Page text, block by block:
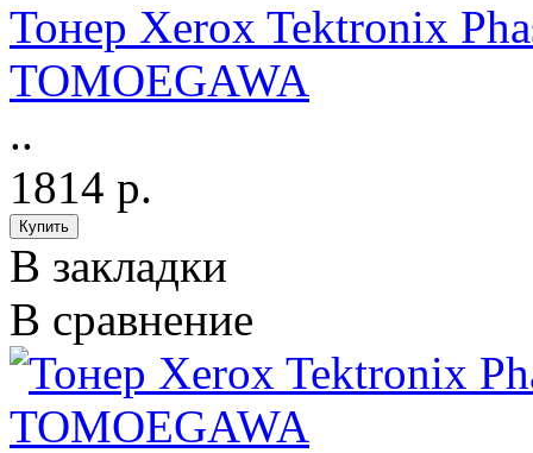
Тонер Xerox Tektronix
TOMOEGAWA
..
1814 р.
В закладки
В сравнение